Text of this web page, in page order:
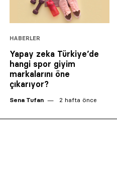
HABERLER
Yapay zeka Türkiye’de
hangi spor giyim
markalarını öne
çıkarıyor?
Sena Tufan 2 hafta önce